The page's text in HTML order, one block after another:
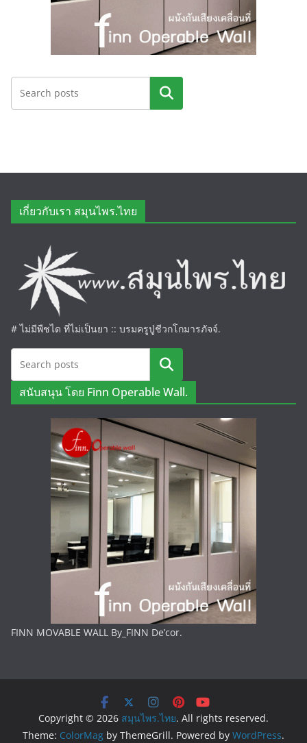
ค้นหา
เกี่ยวกับเรา สมุนไพร.ไทย
# ไม่มีพืชได ที่ไม่เป็นยา :: บรมครูปู่ชีวกโกมารภัจจ์.
ค้นหา
สนับสนุน โดย Finn Operable Wall.
FINN MOVABLE WALL By_FINN De’cor.
Copyright © 2026 สมุนไพร.ไทย. All rights reserved.
Theme: ColorMag by ThemeGrill. Powered by WordPress.